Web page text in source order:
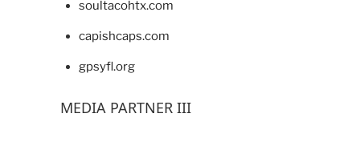
soultacohtx.com
capishcaps.com
gpsyfl.org
MEDIA PARTNER III